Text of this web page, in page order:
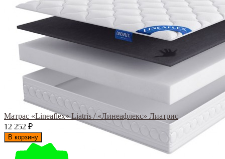
Матрас «Lineaflex» Liatris / «Линеафлекс» Лиатрис
12 252 ₽
В корзину